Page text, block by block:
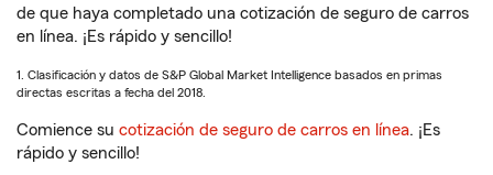
de que haya completado una cotización de seguro de carros
en línea. ¡Es rápido y sencillo!
1. Clasificación y datos de S&P Global Market Intelligence basados en primas
directas escritas a fecha del 2018.
Comience su cotización de seguro de carros en línea. ¡Es
rápido y sencillo!